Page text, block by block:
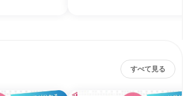
すべて見る